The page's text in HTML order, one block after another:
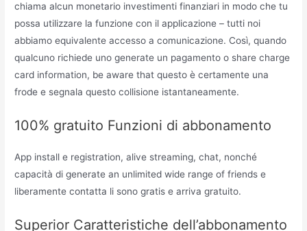
chiama alcun monetario investimenti finanziari in modo che tu
possa utilizzare la funzione con il applicazione – tutti noi
abbiamo equivalente accesso a comunicazione. Così, quando
qualcuno richiede uno generate un pagamento o share charge
card information, be aware that questo è certamente una
frode e segnala questo collisione istantaneamente.
100% gratuito Funzioni di abbonamento
App install e registration, alive streaming, chat, nonché
capacità di generate an unlimited wide range of friends e
liberamente contatta li sono gratis e arriva gratuito.
Superior Caratteristiche dell’abbonamento